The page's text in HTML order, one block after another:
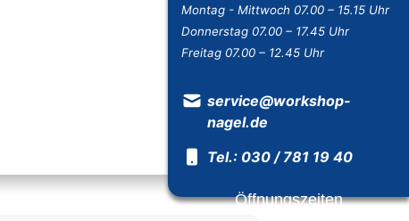
Montag - Mittwoch 07.00 – 15.15 Uhr
Donnerstag 07.00 – 17.45 Uhr
Freitag 07.00 – 12.45 Uhr
service@workshop-
nagel.de
Tel.: 030 / 781 19 40
Öffnungszeiten